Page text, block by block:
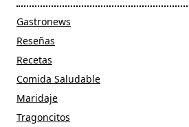
Gastronews
Reseñas
Recetas
Comida Saludable
Maridaje
Tragoncitos